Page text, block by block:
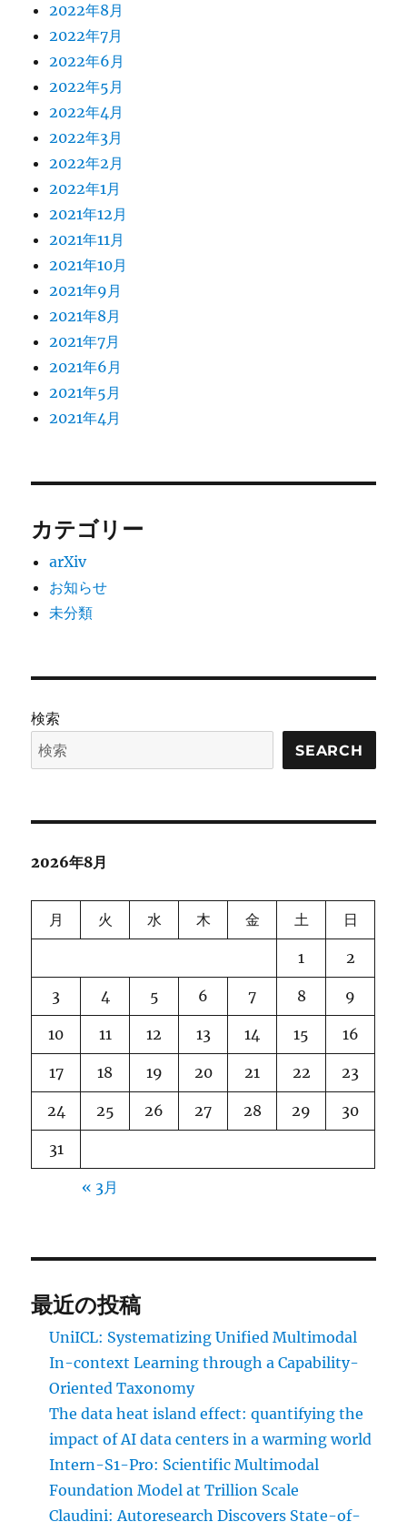
2022年8月
2022年7月
2022年6月
2022年5月
2022年4月
2022年3月
2022年2月
2022年1月
2021年12月
2021年11月
2021年10月
2021年9月
2021年8月
2021年7月
2021年6月
2021年5月
2021年4月
カテゴリー
arXiv
お知らせ
未分類
検索
SEARCH
2026年8月
月 火 水 木 金 土 日
1 2
3 4 5 6 7 8 9
10 11 12 13 14 15 16
17 18 19 20 21 22 23
24 25 26 27 28 29 30
31
« 3月
最近の投稿
UniICL: Systematizing Unified Multimodal
In-context Learning through a Capability-
Oriented Taxonomy
The data heat island effect: quantifying the
impact of AI data centers in a warming world
Intern-S1-Pro: Scientific Multimodal
Foundation Model at Trillion Scale
Claudini: Autoresearch Discovers State-of-